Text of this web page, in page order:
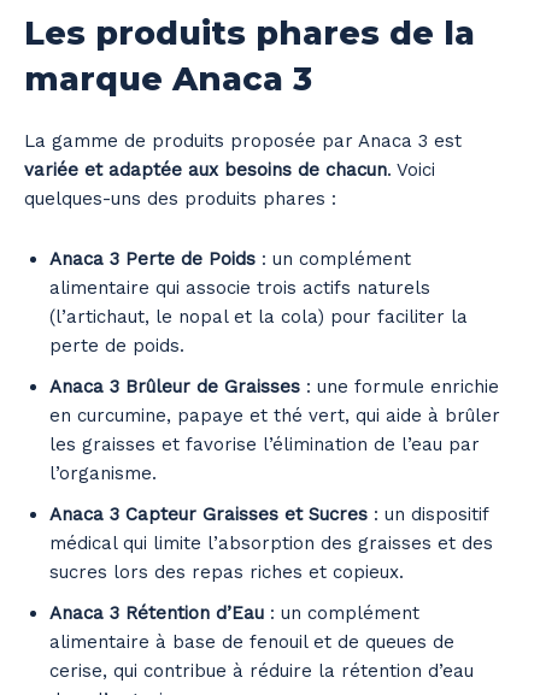
Les produits phares de la
marque Anaca 3
La gamme de produits proposée par Anaca 3 est
variée et adaptée aux besoins de chacun. Voici
quelques-uns des produits phares :
Anaca 3 Perte de Poids : un complément
alimentaire qui associe trois actifs naturels
(l’artichaut, le nopal et la cola) pour faciliter la
perte de poids.
Anaca 3 Brûleur de Graisses : une formule enrichie
en curcumine, papaye et thé vert, qui aide à brûler
les graisses et favorise l’élimination de l’eau par
l’organisme.
Anaca 3 Capteur Graisses et Sucres : un dispositif
médical qui limite l’absorption des graisses et des
sucres lors des repas riches et copieux.
Anaca 3 Rétention d’Eau : un complément
alimentaire à base de fenouil et de queues de
cerise, qui contribue à réduire la rétention d’eau